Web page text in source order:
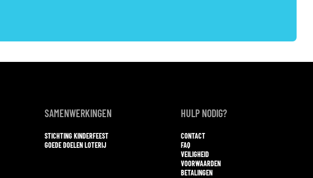
SAMENWERKINGEN
STICHTING KINDERFEEST
GOEDE DOELEN LOTERIJ
HULP NODIG?
CONTACT
FAQ
VEILIGHEID
VOORWAARDEN
BETALINGEN